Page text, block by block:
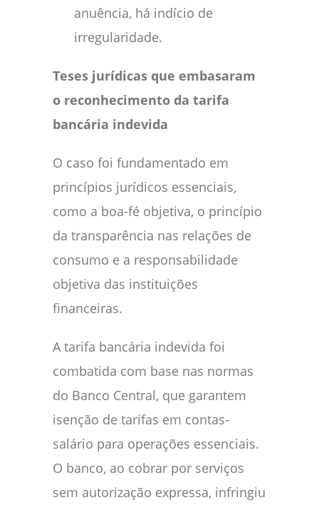
anuência, há indício de
irregularidade.
Teses jurídicas que embasaram
o reconhecimento da tarifa
bancária indevida
O caso foi fundamentado em
princípios jurídicos essenciais,
como a boa-fé objetiva, o princípio
da transparência nas relações de
consumo e a responsabilidade
objetiva das instituições
financeiras.
A tarifa bancária indevida foi
combatida com base nas normas
do Banco Central, que garantem
isenção de tarifas em contas-
salário para operações essenciais.
O banco, ao cobrar por serviços
sem autorização expressa, infringiu